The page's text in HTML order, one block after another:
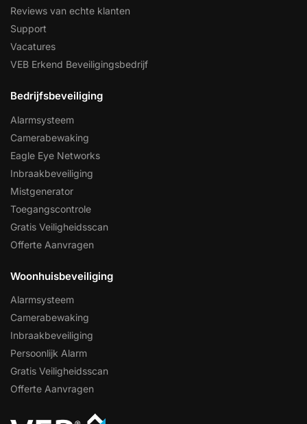
Reviews van echte klanten
Support
Vacatures
VEB Erkend Beveiligingsbedrijf
Bedrijfsbeveiliging
Alarmsysteem
Camerabewaking
Eagle Eye Networks
Inbraakbeveiliging
Mistgenerator
Toegangscontrole
Gratis Veiligheidsscan
Offerte Aanvragen
Woonhuisbeveiliging
Alarmsysteem
Camerabewaking
Inbraakbeveiliging
Persoonlijk Alarm
Gratis Veiligheidsscan
Offerte Aanvragen